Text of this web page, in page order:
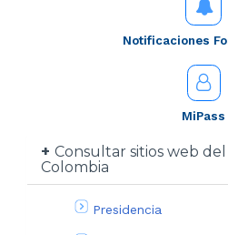
Notificaciones
MiPass
Consultar sitios web
Colombia
Presidencia